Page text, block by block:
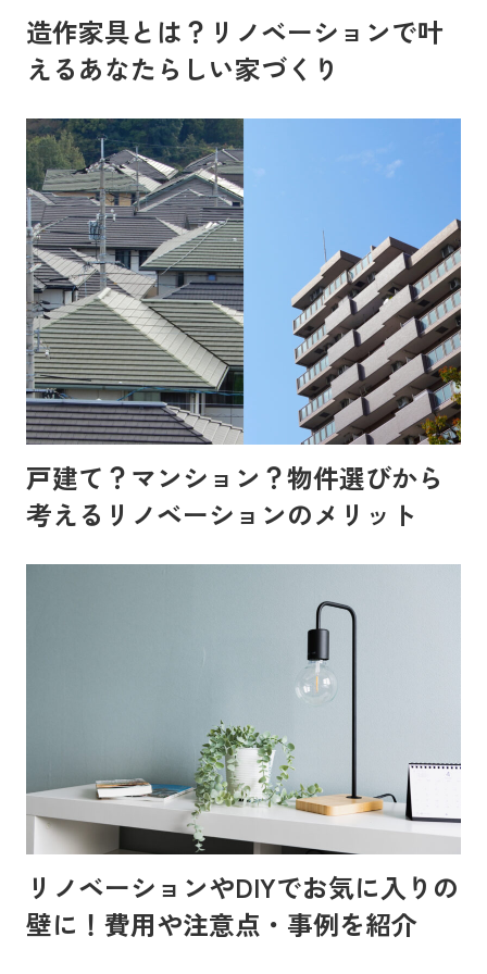
造作家具とは？リノベーションで叶
えるあなたらしい家づくり
戸建て？マンション？物件選びから
考えるリノベーションのメリット
リノベーションやDIYでお気に入りの
壁に！費用や注意点・事例を紹介